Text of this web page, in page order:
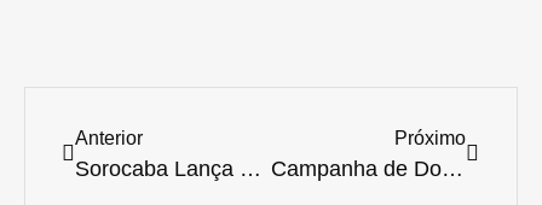
Anterior
Sorocaba Lança Programa Gratuito Pioneiro de Amparo Veterinário e Cremação para Pets
Próximo
Campanha de Doação de Sangue Animal em SP: Grupo Pet Care Mobiliza Tutores para Salvar Vidas